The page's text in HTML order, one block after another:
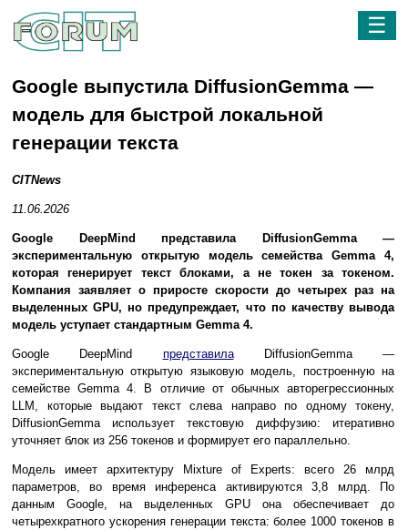
☰
Google выпустила DiffusionGemma —
модель для быстрой локальной
генерации текста
CITNews
11.06.2026
Google DeepMind представила DiffusionGemma —
экспериментальную открытую модель семейства Gemma 4,
которая генерирует текст блоками, а не токен за токеном.
Компания заявляет о приросте скорости до четырех раз на
выделенных GPU, но предупреждает, что по качеству вывода
модель уступает стандартным Gemma 4.
Google DeepMind представилаDiffusionGemma —
экспериментальную открытую языковую модель, построенную на
семействе Gemma 4. В отличие от обычных авторегрессионных
LLM, которые выдают текст слева направо по одному токену,
DiffusionGemma использует текстовую диффузию: итеративно
уточняет блок из 256 токенов и формирует его параллельно.
Модель имеет архитектуру Mixture of Experts: всего 26 млрд
параметров, во время инференса активируются 3,8 млрд. По
данным Google, на выделенных GPU она обеспечивает до
четырехкратного ускорения генерации текста: более 1000 токенов в